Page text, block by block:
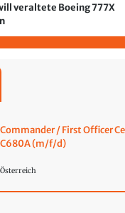
veraltete Boeing 777X
Commander / First Officer
C680A (m/f/d)
Österreich